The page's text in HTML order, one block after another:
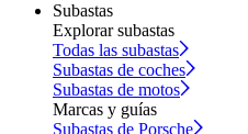
Subastas
Explorar subastas
Todas las subastas
Subastas de coches
Subastas de motos
Marcas y guías
Subastas de Porsche